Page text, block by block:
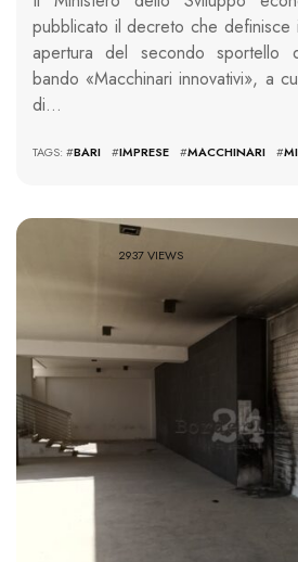
pubblicato il decreto che definisce
apertura del secondo sportello
bando «Macchinari innovativi», a
di…
TAGS: #BARI #IMPRESE #MACCHINARI #
2937 VIEWS